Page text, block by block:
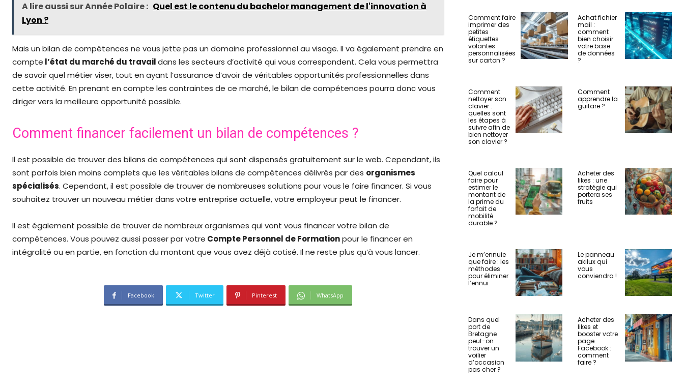
A lire aussi sur Année Polaire : Quel est le contenu du bachelor management de l'innovation à
Lyon ?
Mais un bilan de compétences ne vous jette pas un domaine professionnel au visage. Il va également prendre en
compte l’état du marché du travaildans les secteurs d’activité qui vous correspondent. Cela vous permettra
de savoir quel métier viser, tout en ayant l’assurance d’avoir de véritables opportunités professionnelles dans
cette activité. En prenant en compte les contraintes de ce marché, le bilan de compétences pourra donc vous
diriger vers la meilleure opportunité possible.
Comment financer facilement un bilan de compétences ?
Il est possible de trouver des bilans de compétences qui sont dispensés gratuitement sur le web. Cependant, ils
sont parfois bien moins complets que les véritables bilans de compétences délivrés par des organismes
spécialisés. Cependant, il est possible de trouver de nombreuses solutions pour vous le faire financer. Si vous
souhaitez trouver un nouveau métier dans votre entreprise actuelle, votre employeur peut le financer.
Il est également possible de trouver de nombreux organismes qui vont vous financer votre bilan de
compétences. Vous pouvez aussi passer par votre Compte Personnel de Formationpour le financer en
intégralité ou en partie, en fonction du montant que vous avez déjà cotisé. Il ne reste plus qu’à vous lancer.
Facebook Twitter Pinterest WhatsApp
Comment faire
imprimer des
petites
étiquettes
volantes
personnalisées
sur carton ?
Achat fichier
mail :
comment
bien choisir
votre base
de données
?
Comment
nettoyer son
clavier :
quelles sont
les étapes à
suivre afin de
bien nettoyer
son clavier ?
Comment
apprendre la
guitare ?
Quel calcul
faire pour
estimer le
montant de
la prime du
forfait de
mobilité
durable ?
Acheter des
likes : une
stratégie qui
portera ses
fruits
Je m’ennuie
que faire : les
méthodes
pour éliminer
l’ennui
Le panneau
akilux qui
vous
conviendra !
Dans quel
port de
Bretagne
peut-on
trouver un
voilier
d’occasion
pas cher ?
Acheter des
likes et
booster votre
page
Facebook :
comment
faire ?